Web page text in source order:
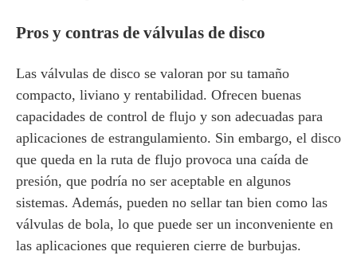
Pros y contras de válvulas de disco
Las válvulas de disco se valoran por su tamaño
compacto, liviano y rentabilidad. Ofrecen buenas
capacidades de control de flujo y son adecuadas para
aplicaciones de estrangulamiento. Sin embargo, el disco
que queda en la ruta de flujo provoca una caída de
presión, que podría no ser aceptable en algunos
sistemas. Además, pueden no sellar tan bien como las
válvulas de bola, lo que puede ser un inconveniente en
las aplicaciones que requieren cierre de burbujas.